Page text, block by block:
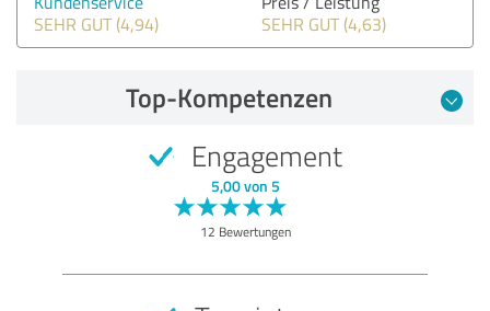
SEHR GUT (4,94)
SEHR GUT (4,63)
Top-Kompetenzen
Engagement
5,00 von 5
12 Bewertungen